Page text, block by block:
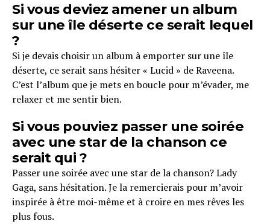
Si vous deviez amener un album
sur une île déserte ce serait lequel
?
Si je devais choisir un album à emporter sur une île
déserte, ce serait sans hésiter « Lucid » de Raveena.
C’est l’album que je mets en boucle pour m’évader, me
relaxer et me sentir bien.
Si vous pouviez passer une soirée
avec une star de la chanson ce
serait qui ?
Passer une soirée avec une star de la chanson? Lady
Gaga, sans hésitation. Je la remercierais pour m’avoir
inspirée à être moi-même et à croire en mes rêves les
plus fous.